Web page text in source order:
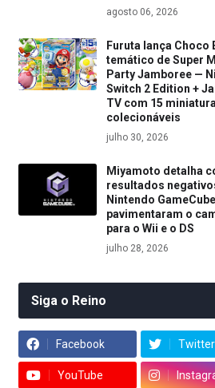
agosto 06, 2026
Furuta lança Choco
temático de Super
Party Jamboree —
Switch 2 Edition +
TV com 15
colecionáveis
julho 30, 2026
Miyamoto detalha
resultados
Nintendo GameCube
pavimentaram o
para o Wii e o DS
julho 28, 2026
Siga o Reino
Facebook Twitter
YouTube